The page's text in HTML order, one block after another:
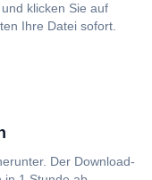
klicken Sie auf
Ihre Datei sofort.
Der Download-